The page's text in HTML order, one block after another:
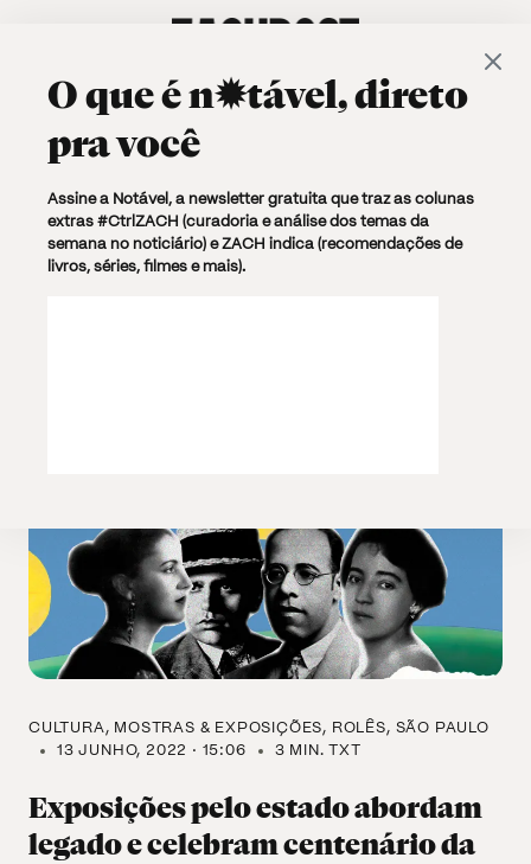
Di Cavalcanti
CULTURA MOSTRAS & EXPOSIÇÕES ROLÊS SÃO PAULO
13 JUNHO, 2022 · 15:06
3 MIN. TXT
Exposições pelo estado abordam
legado e celebram centenário da
O que én✹tável, direto
pra você
Assine a Notável, a newsletter gratuita que traz as colunas
extras #CtrlZACH (curadoria e análise dos temas da
semana no noticiário) e ZACH indica (recomendações de
livros, séries, filmes e mais).